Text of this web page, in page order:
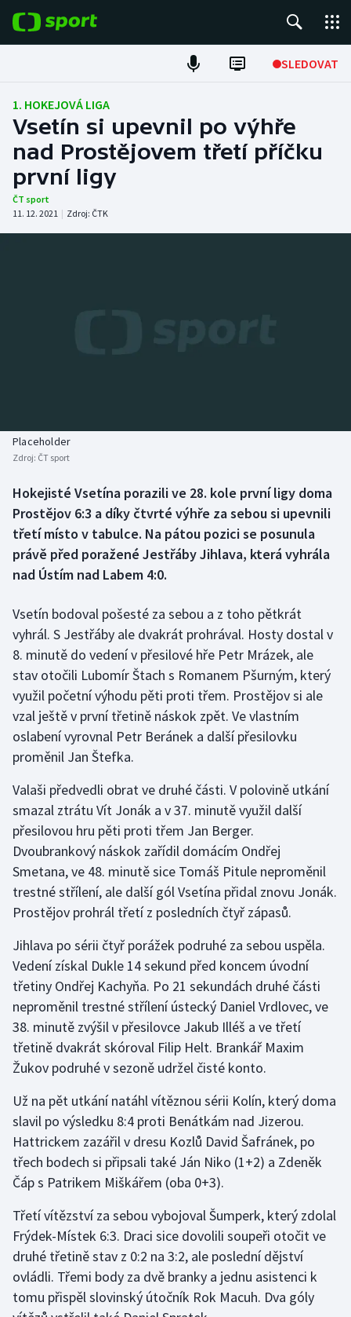
SLEDOVAT
Fotbal
Hokej
Tenis
Atletika
Biatlon
Box
Curling
Florbal
Futsal
Golf
Gymnastika
Jezdectví
Judo
Krasobruslení
Lyže a snowboard
Moderní pětiboj
Motorsport
Olympijské hry
Parasport
Plavání
Plážový volejbal
Ragby
Rychlobruslení
Rychlostní kanoistika
Aplikace ČT sport
1. HOKEJOVÁ LIGA
Vsetín si upevnil po výhře
nad Prostějovem třetí příčku
první ligy
ČT sport
11. 12. 2021 | Zdroj: ČTK
Placeholder
Zdroj: ČT sport
Hokejisté Vsetína porazili ve 28. kole první ligy doma
Prostějov 6:3 a díky čtvrté výhře za sebou si upevnili
třetí místo v tabulce. Na pátou pozici se posunula
právě před poražené Jestřáby Jihlava, která vyhrála
nad Ústím nad Labem 4:0.
Vsetín bodoval pošesté za sebou a z toho pětkrát
vyhrál. S Jestřáby ale dvakrát prohrával. Hosty dostal v
8. minutě do vedení v přesilové hře Petr Mrázek, ale
stav otočili Lubomír Štach s Romanem Pšurným, který
využil početní výhodu pěti proti třem. Prostějov si ale
vzal ještě v první třetině náskok zpět. Ve vlastním
oslabení vyrovnal Petr Beránek a další přesilovku
proměnil Jan Štefka.
Valaši předvedli obrat ve druhé části. V polovině utkání
smazal ztrátu Vít Jonák a v 37. minutě využil další
přesilovou hru pěti proti třem Jan Berger.
Dvoubrankový náskok zařídil domácím Ondřej
Smetana, ve 48. minutě sice Tomáš Pitule neproměnil
trestné střílení, ale další gól Vsetína přidal znovu Jonák.
Prostějov prohrál třetí z posledních čtyř zápasů.
Jihlava po sérii čtyř porážek podruhé za sebou uspěla.
Vedení získal Dukle 14 sekund před koncem úvodní
třetiny Ondřej Kachyňa. Po 21 sekundách druhé části
neproměnil trestné střílení ústecký Daniel Vrdlovec, ve
38. minutě zvýšil v přesilovce Jakub Illéš a ve třetí
třetině dvakrát skóroval Filip Helt. Brankář Maxim
Žukov podruhé v sezoně udržel čisté konto.
Už na pět utkání natáhl vítěznou sérii Kolín, který doma
slavil po výsledku 8:4 proti Benátkám nad Jizerou.
Hattrickem zazářil v dresu Kozlů David Šafránek, po
třech bodech si připsali také Ján Niko (1+2) a Zdeněk
Čáp s Patrikem Miškářem (oba 0+3).
Třetí vítězství za sebou vybojoval Šumperk, který zdolal
Frýdek-Místek 6:3. Draci sice dovolili soupeři otočit ve
druhé třetině stav z 0:2 na 3:2, ale poslední dějství
ovládli. Třemi body za dvě branky a jednu asistenci k
tomu přispěl slovinský útočník Rok Macuh. Dva góly